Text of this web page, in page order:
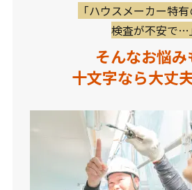
「ハウスメーカー特
検査が不安で…
そんなお悩み
十文字なら大丈